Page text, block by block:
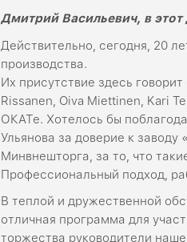
Дмитрий Васильевич, в
Действительно, сегодня, 20
производства.
Их присутствие здесь
Rissanen, Oiva Miettinen, Kari
ОКАТе. Хотелось бы
Ульянова за доверие к
Минвнешторга, за то, что
Профессиональный подход,
В теплой и дружественной
отличная программа для
торжества руководители